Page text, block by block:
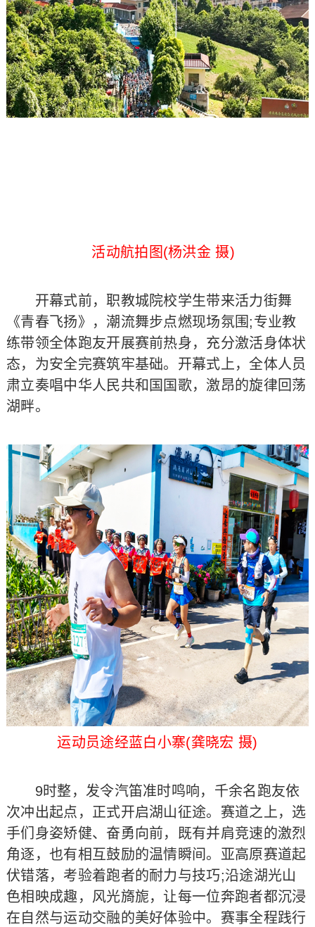
活动航拍图(杨洪金 摄)
开幕式前，职教城院校学生带来活力街舞
《青春飞扬》，潮流舞步点燃现场氛围;专业教
练带领全体跑友开展赛前热身，充分激活身体状
态，为安全完赛筑牢基础。开幕式上，全体人员
肃立奏唱中华人民共和国国歌，激昂的旋律回荡
湖畔。
运动员途经蓝白小寨(龚晓宏 摄)
9时整，发令汽笛准时鸣响，千余名跑友依
次冲出起点，正式开启湖山征途。赛道之上，选
手们身姿矫健、奋勇向前，既有并肩竞速的激烈
角逐，也有相互鼓励的温情瞬间。亚高原赛道起
伏错落，考验着跑者的耐力与技巧;沿途湖光山
色相映成趣，风光旖旎，让每一位奔跑者都沉浸
在自然与运动交融的美好体验中。赛事全程践行